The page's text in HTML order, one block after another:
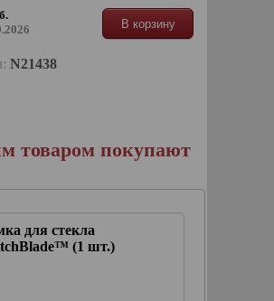
В корзину
N21438
товаром покупают
для стекла
(1 шт.)